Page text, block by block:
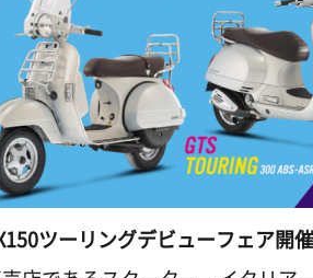
ツーリングデビューフェア開催